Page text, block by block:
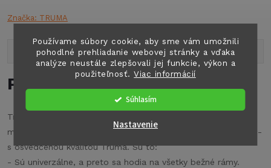
Používame súbory cookie, aby sme vám umožnili
pohodlné prehliadanie webovej stránky a vďaka
analýze neustále zlepšovali jej funkcie, výkon a
použiteľnosť.Viac informácií
Súhlasím
Nastavenie
Značka: TRUMA
Popis produktu
Podrobný popis
Truma Mover Smart A je nový základný model medzi
manévrovacími pomôckami. Presvedčí pomerom cena/výkon -
s osvedčenou kvalitou Truma. Sú to:
- Sú univerzálne, a preto sa hodia na všetky bežné rámy.